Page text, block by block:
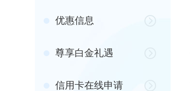
优惠信息
尊享白金礼遇
信用卡在线申请